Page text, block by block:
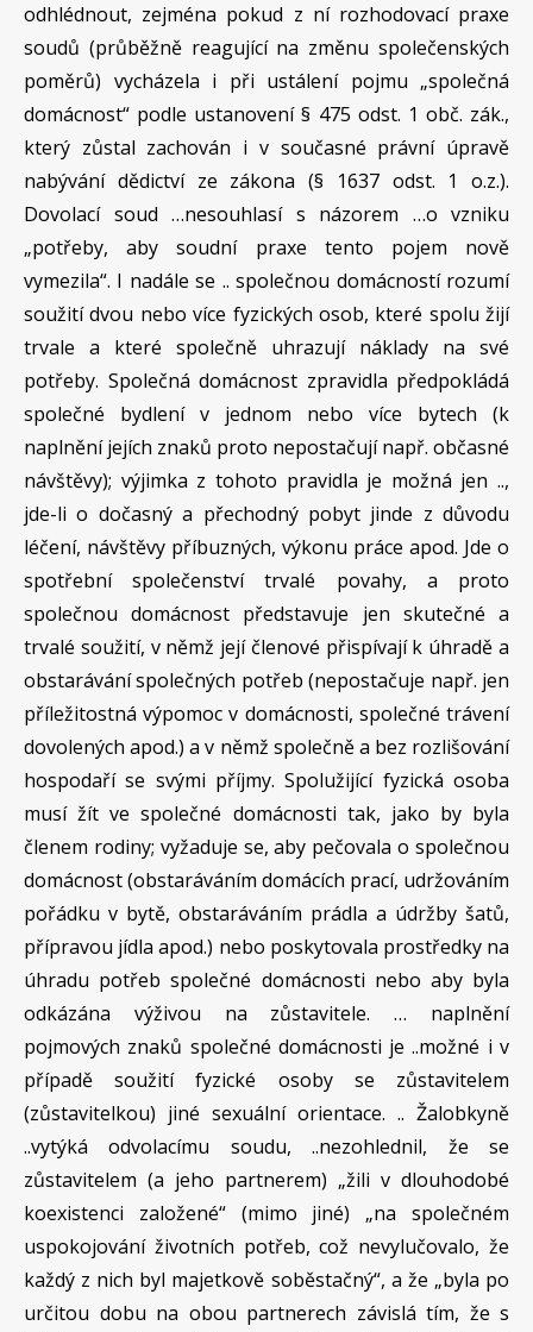
odhlédnout, zejména pokud z ní rozhodovací praxe
soudů (průběžně reagující na změnu společenských
poměrů) vycházela i při ustálení pojmu „společná
domácnost“ podle ustanovení § 475 odst. 1 obč. zák.,
který zůstal zachován i v současné právní úpravě
nabývání dědictví ze zákona (§ 1637 odst. 1 o.z.).
Dovolací soud …nesouhlasí s názorem …o vzniku
„potřeby, aby soudní praxe tento pojem nově
vymezila“. I nadále se .. společnou domácností rozumí
soužití dvou nebo více fyzických osob, které spolu žijí
trvale a které společně uhrazují náklady na své
potřeby. Společná domácnost zpravidla předpokládá
společné bydlení v jednom nebo více bytech (k
naplnění jejích znaků proto nepostačují např. občasné
návštěvy); výjimka z tohoto pravidla je možná jen ..,
jde-li o dočasný a přechodný pobyt jinde z důvodu
léčení, návštěvy příbuzných, výkonu práce apod. Jde o
spotřební společenství trvalé povahy, a proto
společnou domácnost představuje jen skutečné a
trvalé soužití, v němž její členové přispívají k úhradě a
obstarávání společných potřeb (nepostačuje např. jen
příležitostná výpomoc v domácnosti, společné trávení
dovolených apod.) a v němž společně a bez rozlišování
hospodaří se svými příjmy. Spolužijící fyzická osoba
musí žít ve společné domácnosti tak, jako by byla
členem rodiny; vyžaduje se, aby pečovala o společnou
domácnost (obstaráváním domácích prací, udržováním
pořádku v bytě, obstaráváním prádla a údržby šatů,
přípravou jídla apod.) nebo poskytovala prostředky na
úhradu potřeb společné domácnosti nebo aby byla
odkázána výživou na zůstavitele. … naplnění
pojmových znaků společné domácnosti je ..možné i v
případě soužití fyzické osoby se zůstavitelem
(zůstavitelkou) jiné sexuální orientace. .. Žalobkyně
..vytýká odvolacímu soudu, ..nezohlednil, že se
zůstavitelem (a jeho partnerem) „žili v dlouhodobé
koexistenci založené“ (mimo jiné) „na společném
uspokojování životních potřeb, což nevylučovalo, že
každý z nich byl majetkově soběstačný“, a že „byla po
určitou dobu na obou partnerech závislá tím, že s